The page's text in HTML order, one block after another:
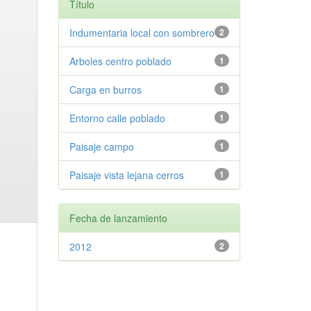
Título
2
Indumentaria local con sombrero
1
Arboles centro poblado
1
Carga en burros
1
Entorno calle poblado
1
Paisaje campo
1
Paisaje vista lejana cerros
Fecha de lanzamiento
2
2012